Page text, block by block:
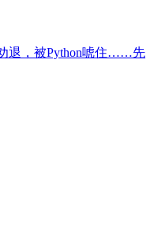
退，被Python唬住……先